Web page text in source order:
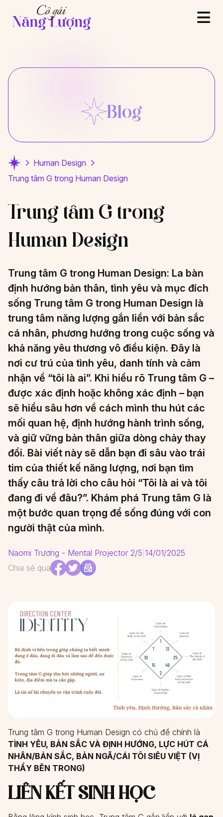
Blog
Human Design
Trung tâm G trong Human Design
Trung tâm G trong
Human Design
Trung tâm G trong Human Design: La bàn
định hướng bản thân, tình yêu và mục đích
sống Trung tâm G trong Human Design là
trung tâm năng lượng gắn liền với bản sắc
cá nhân, phương hướng trong cuộc sống và
khả năng yêu thương vô điều kiện. Đây là
nơi cư trú của tình yêu, danh tính và cảm
nhận về “tôi là ai”. Khi hiểu rõ Trung tâm G –
được xác định hoặc không xác định – bạn
sẽ hiểu sâu hơn về cách mình thu hút các
mối quan hệ, định hướng hành trình sống,
và giữ vững bản thân giữa dòng chảy thay
đổi. Bài viết này sẽ dẫn bạn đi sâu vào trái
tim của thiết kế năng lượng, nơi bạn tìm
thấy câu trả lời cho câu hỏi “Tôi là ai và tôi
đang đi về đâu?”. Khám phá Trung tâm G là
một bước quan trọng để sống đúng với con
người thật của mình.
Naomi Trương - Mental Projector 2/5 14/01/2025
Chia sẻ qua
Trung tâm G trong Human Design có chủ đề chính là
TÌNH YÊU, BẢN SẮC VÀ ĐỊNH HƯỚNG, LỰC HÚT CÁ
NHÂN/BẢN SẮC, BẢN NGÃ/CÁI TÔI SIÊU VIỆT (VỊ
THẦY BÊN TRONG)
LIÊN KẾT SINH HỌC